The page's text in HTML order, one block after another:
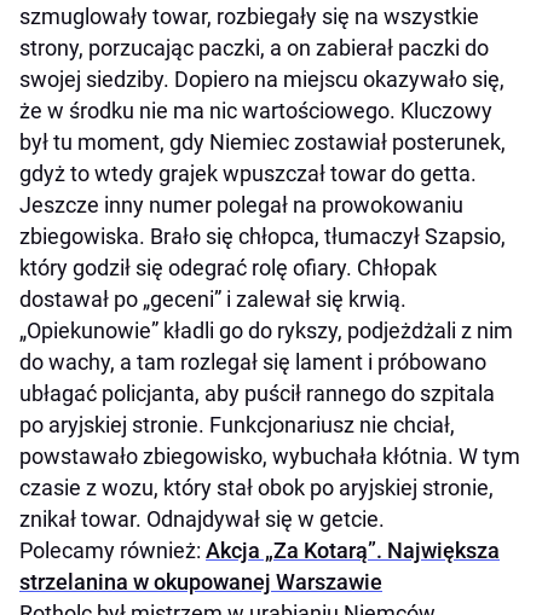
szmuglowały towar, rozbiegały się na wszystkie
strony, porzucając paczki, a on zabierał paczki do
swojej siedziby. Dopiero na miejscu okazywało się,
że w środku nie ma nic wartościowego. Kluczowy
był tu moment, gdy Niemiec zostawiał posterunek,
gdyż to wtedy grajek wpuszczał towar do getta.
Jeszcze inny numer polegał na prowokowaniu
zbiegowiska. Brało się chłopca, tłumaczył Szapsio,
który godził się odegrać rolę ofiary. Chłopak
dostawał po „geceni” i zalewał się krwią.
„Opiekunowie” kładli go do rykszy, podjeżdżali z nim
do wachy, a tam rozlegał się lament i próbowano
ubłagać policjanta, aby puścił rannego do szpitala
po aryjskiej stronie. Funkcjonariusz nie chciał,
powstawało zbiegowisko, wybuchała kłótnia. W tym
czasie z wozu, który stał obok po aryjskiej stronie,
znikał towar. Odnajdywał się w getcie.
Polecamy również: Akcja „Za Kotarą”. Największa
strzelanina w okupowanej Warszawie